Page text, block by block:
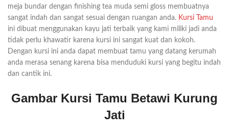
meja bundar dengan finishing tea muda semi gloss membuatnya
sangat indah dan sangat sesuai dengan ruangan anda. Kursi Tamu
ini dibuat menggunakan kayu jati terbaik yang kami miliki jadi anda
tidak perlu khawatir karena kursi ini sangat kuat dan kokoh.
Dengan kursi ini anda dapat membuat tamu yang datang kerumah
anda merasa senang karena bisa menduduki kursi yang begitu indah
dan cantik ini.
Gambar Kursi Tamu Betawi Kurung
Jati